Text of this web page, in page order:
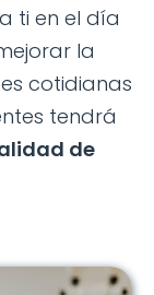
ti en el día
la
cotidianas
tendrá
de